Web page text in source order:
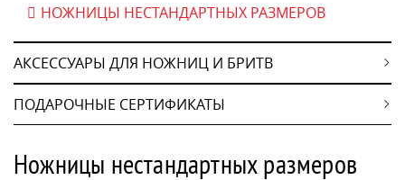
НОЖНИЦЫ НЕСТАНДАРТНЫХ РАЗМЕРОВ
АКСЕССУАРЫ ДЛЯ НОЖНИЦ И БРИТВ
ПОДАРОЧНЫЕ СЕРТИФИКАТЫ
Ножницы нестандартных размеров